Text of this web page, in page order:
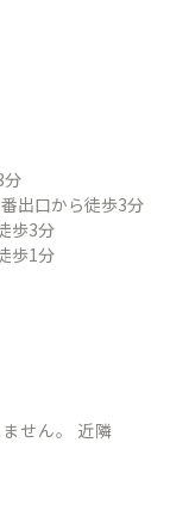
分
出口から徒歩3分
歩3分
歩1分
せん。 近隣